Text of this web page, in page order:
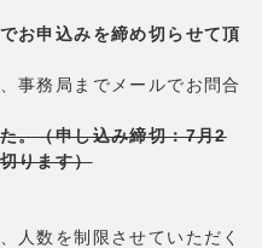
お申込みを締め切らせて頂
事務局までメールでお問合
。（申し込み締切：7月2
ります）
人数を制限させていただく